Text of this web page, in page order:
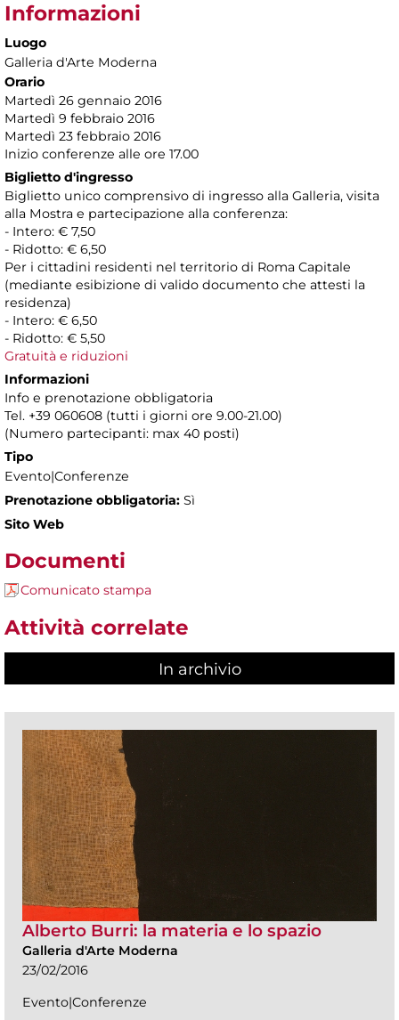
Informazioni
Luogo
Galleria d'Arte Moderna
Orario
Martedì 26 gennaio 2016
Martedì 9 febbraio 2016
Martedì 23 febbraio 2016
Inizio conferenze alle ore 17.00
Biglietto d'ingresso
Biglietto unico comprensivo di ingresso alla Galleria, visita
alla Mostra e partecipazione alla conferenza:
- Intero: € 7,50
- Ridotto: € 6,50
Per i cittadini residenti nel territorio di Roma Capitale
(mediante esibizione di valido documento che attesti la
residenza)
- Intero: € 6,50
- Ridotto: € 5,50
Gratuità e riduzioni
Informazioni
Info e prenotazione obbligatoria
Tel. +39 060608 (tutti i giorni ore 9.00-21.00)
(Numero partecipanti: max 40 posti)
Tipo
Evento|Conferenze
Prenotazione obbligatoria: Sì
Sito Web
Documenti
Comunicato stampa
Attività correlate
In archivio
Alberto Burri: la materia e lo spazio
Galleria d'Arte Moderna
23/02/2016
Evento|Conferenze